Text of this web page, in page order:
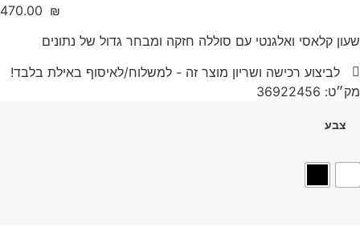
‎470.00 ₪
שעון קלאסי ואלגנטי עם סוללה חזקה ומבחר גדול של נתונים
לביצוע רכישה ושריון מוצר זה - למשלוח/לאיסוף באילת בלבד!
מק״ט: 36922456
צבע